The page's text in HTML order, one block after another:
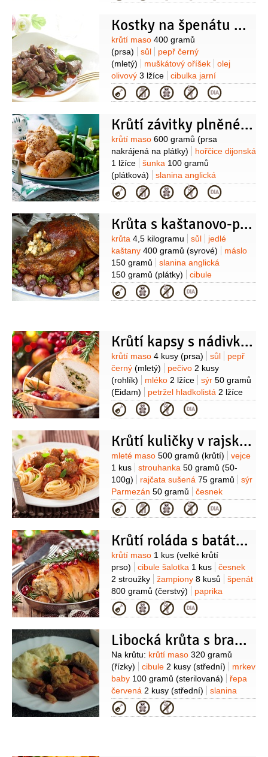
Kostky na špenátu a kukuřici
Suroviny
krůtí maso 400 gramů
(prsa)
sůl
pepř černý
(mletý)
muškátový oříšek
olej
olivový 3 lžíce
cibulka jarní
2 kusy
kukuřice sterilovaná
200 gramů
špenát300 gramů
Kategorie
Krůtí závitky plněné zelím a rýží
Suroviny
krůtí maso 600 gramů (prsa
nakrájená na plátky)
hořčice dijonská
1 lžíce
šunka 100 gramů
(plátková)
slanina anglická
100 gramů
cibule 1 kus
(středě
velká)
zelí bílé400 gramů
1 kostka
koření kari
Kategorie
Krůta s kaštanovo-perníkovou nádivkou
Suroviny
krůta 4,5 kilogramu sůl
jedlé
kaštany 400 gramů (syrové)
máslo
150 gramů
slanina anglická
150 gramů (plátky)
cibule
1 kus
pečivo3 kusy
(rohlíky)
smetana50 mililitrů (50-
Kategorie
Krůtí kapsy s nádivkou
Suroviny
krůtí maso 4 kusy (prsa) sůl
pepř
černý (mletý) pečivo 2 kusy
(rohlík)
mléko 2 lžíce sýr 50 gramů
(Eidam)
petržel hladkolistá 2 lžíce
(nasekaná)
hrášek2 lžíce
1 kus
Kategorie
Krůtí kuličky v rajské omáčce
Suroviny
mleté maso 500 gramů (krůtí)
vejce
1 kus
strouhanka 50 gramů (50-
100g)
rajčata sušená 75 gramů
sýr
Parmezán 50 gramů
česnek
2 stroužky
rajčatová passata
2 lžíce
oregano1 lžíce
(nasekaná + k podávání) Omáčka:
rajčata sterilovaná
400 gramů
rajčatová passata
50 gramů
cibule1 kus
česnek
2 stroužky
sýr Mozzarella
2 kusy
rostlinný olej
2 lžíce
sůl pepř
Kategorie
Krůtí roláda s batátovou kaší
Suroviny
krůtí maso 1 kus (velké krůtí
prso)
cibule šalotka 1 kus
česnek
2 stroužky
žampiony 8 kusů
špenát
800 gramů (čerstvý)
paprika
zauzená1/2 lžičky
máslo
2 lžíce
šunka sušená(na obalení)
1 kilogram
máslo4 lžíce
smetana
na šlehání
2 lžíce sůl pepř
Kategorie
Libocká krůta s bramborovou kaší
Suroviny
Na krůtu: krůtí maso 320 gramů
(řízky)
cibule 2 kusy (střední)
mrkev
baby 100 gramů (sterilovaná)
řepa
červená 2 kusy (střední)
slanina
anglická4 plátky
(podle chuti)
koření grilovací(podle
Kategorie